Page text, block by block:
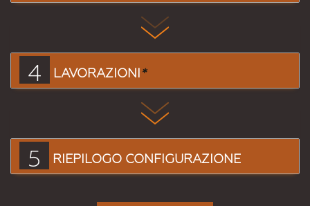
4 LAVORAZIONI*
5 RIEPILOGO CONFIGURAZIONE